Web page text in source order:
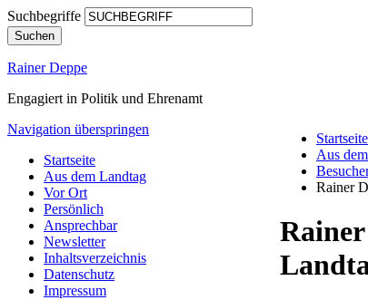
Suchbegriffe
Suchen
Rainer Deppe
Engagiert in Politik und Ehrenamt
Navigation überspringen
Startseite
Aus dem Landtag
Vor Ort
Persönlich
Ansprechbar
Newsletter
Inhaltsverzeichnis
Datenschutz
Impressum
Startseite
Aus
Rainer